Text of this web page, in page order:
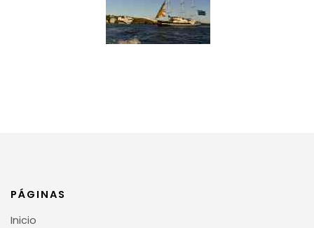
PÁGINAS
Inicio